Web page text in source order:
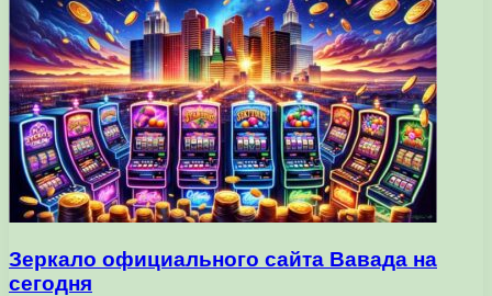
Зеркало официального сайта Вавада на
сегодня